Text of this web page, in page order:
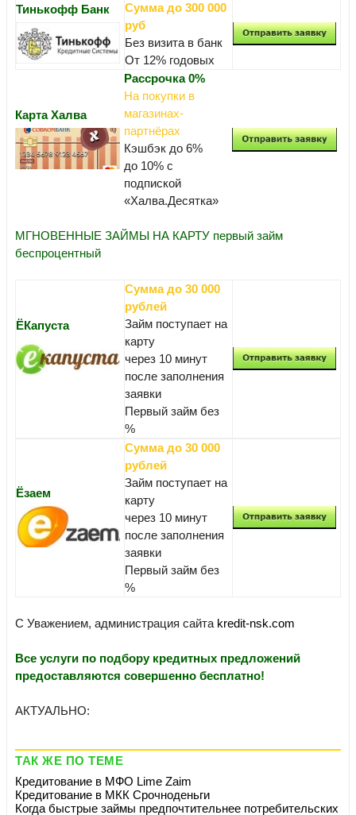
Тинькофф Банк
Сумма до 300 000
руб
Без визита в банк
От 12% годовых
Карта Халва
Рассрочка 0%
На покупки в
магазинах-
партнёрах
Кэшбэк до 6%
до 10% с
подпиской
«Халва.Десятка»
МГНОВЕННЫЕ ЗАЙМЫ НА КАРТУ первый займ
беспроцентный
ЁКапуста
Сумма до 30 000
рублей
Займ поступает на
карту
через 10 минут
после заполнения
заявки
Первый займ без
%
Ёзаем
Сумма до 30 000
рублей
Займ поступает на
карту
через 10 минут
после заполнения
заявки
Первый займ без
%
С Уважением, администрация сайта kredit-nsk.com
Все услуги по подбору кредитных предложений
предоставляются совершенно бесплатно!
АКТУАЛЬНО:
ТАК ЖЕ ПО ТЕМЕ
Кредитование в МФО Lime Zaim
Кредитование в МКК Срочноденьги
Когда быстрые займы предпочтительнее потребительских